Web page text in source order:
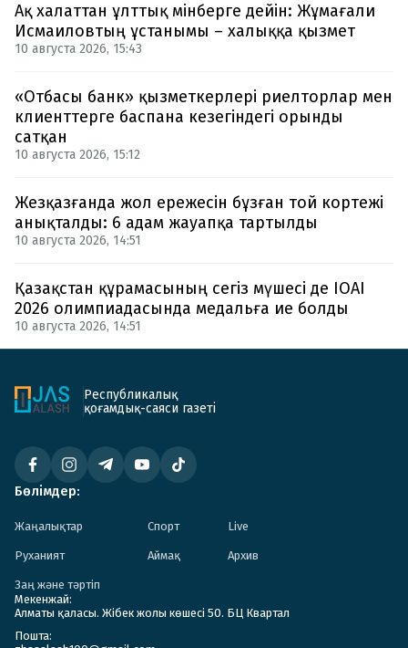
Ақ халаттан ұлттық мінберге дейін: Жұмағали
Исмаиловтың ұстанымы – халыққа қызмет
10 августа 2026, 15:43
«Отбасы банк» қызметкерлері риелторлар мен
клиенттерге баспана кезегіндегі орынды
сатқан
10 августа 2026, 15:12
Жезқазғанда жол ережесін бұзған той кортежі
анықталды: 6 адам жауапқа тартылды
10 августа 2026, 14:51
Қазақстан құрамасының сегіз мүшесі де IOAI
2026 олимпиадасында медальға ие болды
10 августа 2026, 14:51
Республикалық
қоғамдық-саяси газеті
Бөлімдер:
Жаңалықтар Спорт Live
Руханият Аймақ Архив
Заң және тәртіп
Мекенжай:
Алматы қаласы. Жібек жолы көшесі 50. БЦ Квартал
Пошта: